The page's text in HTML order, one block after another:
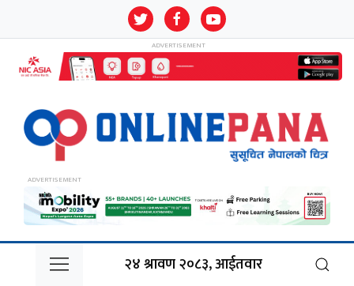
२४ श्रावण २०८३, आईतवार